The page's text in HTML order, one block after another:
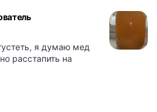
я думаю мед
расстапить на